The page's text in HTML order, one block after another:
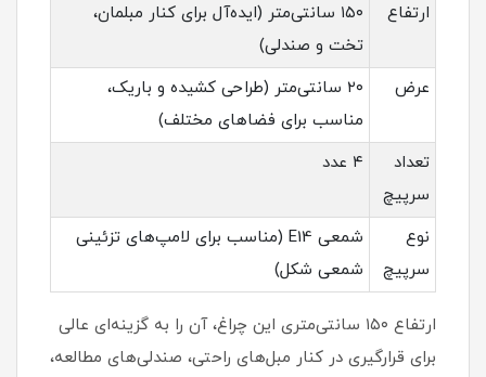
ارتفاع
۱۵۰ سانتی‌متر (ایده‌آل برای کنار مبلمان،
تخت و صندلی)
عرض
۲۰ سانتی‌متر (طراحی کشیده و باریک،
مناسب برای فضاهای مختلف)
تعداد
سرپیچ
۴ عدد
نوع
سرپیچ
شمعی E14 (مناسب برای لامپ‌های تزئینی
شمعی شکل)
ارتفاع ۱۵۰ سانتی‌متری این چراغ، آن را به گزینه‌ای عالی
برای قرارگیری در کنار مبل‌های راحتی، صندلی‌های مطالعه،